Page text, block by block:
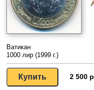
Ватикан
1000 лир (1999 г.)
2 500